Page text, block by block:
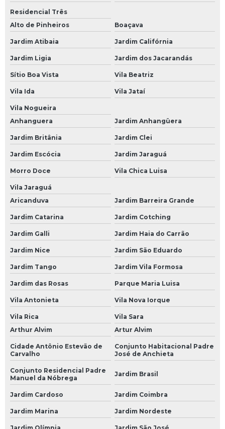
Bateria Moura 70
Bateria Moura 70 Amperes
Bateria Moura 70a
Bateria Moura 70ah
Bateria Moura 75
Bateria Moura 80
Bateria Moura 80 Amperes
Bateria Moura 90 Amperes
Bateria Moura de 60
Bateria Moura de 60 Amperes
Bateria Moura Estacionária
Bateria Moura Moto
Bateria para Carro Moura
Baterias para Caminhão
Bateria de 150 Amperes para Caminhão
Bateria de Caminhão 150 Amperes
Bateria de Caminhão 180 Amperes
Bateria Moura de Caminhão
Bateria Moura para Caminhão
Bateria para Caminhão
Residencial Três
Alto de Pinheiros
Boaçava
Jardim Atibaia Jardim Califórnia
Jardim Ligia Jardim dos Jacarandás
Sítio Boa Vista Vila Beatriz
Vila Ida Vila Jataí
Vila Nogueira
Anhanguera
Jardim Anhangüera
Jardim Britânia Jardim Clei
Jardim Escócia Jardim Jaraguá
Morro Doce Vila Chica Luisa
Vila Jaraguá
Aricanduva
Jardim Barreira Grande
Jardim Catarina Jardim Cotching
Jardim Galli Jardim Haia do Carrão
Jardim Nice Jardim São Eduardo
Jardim Tango Jardim Vila Formosa
Jardim das Rosas Parque Maria Luisa
Vila Antonieta Vila Nova Iorque
Vila Rica
Vila Sara
Arthur Alvim
Artur Alvim
Cidade Antônio Estevão de
Carvalho
Conjunto Habitacional Padre
José de Anchieta
Conjunto Residencial Padre
Manuel da Nóbrega
Jardim Brasil
Jardim Cardoso Jardim Coimbra
Jardim Marina Jardim Nordeste